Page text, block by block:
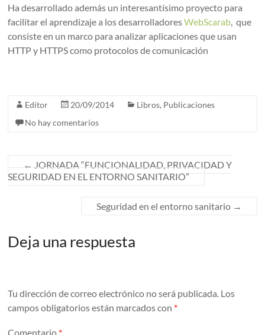
Ha desarrollado además un interesantísimo proyecto para
facilitar el aprendizaje a los desarrolladoresWebScarab, que
consiste en un marco para analizar aplicaciones que usan
HTTP y HTTPS como protocolos de comunicación
Editor 20/09/2014 Libros, Publicaciones
No hay comentarios
← JORNADA “FUNCIONALIDAD, PRIVACIDAD Y
SEGURIDAD EN EL ENTORNO SANITARIO”
Seguridad en el entorno sanitario →
Deja una respuesta
Tu dirección de correo electrónico no será publicada. Los
campos obligatorios están marcados con *
Comentario *